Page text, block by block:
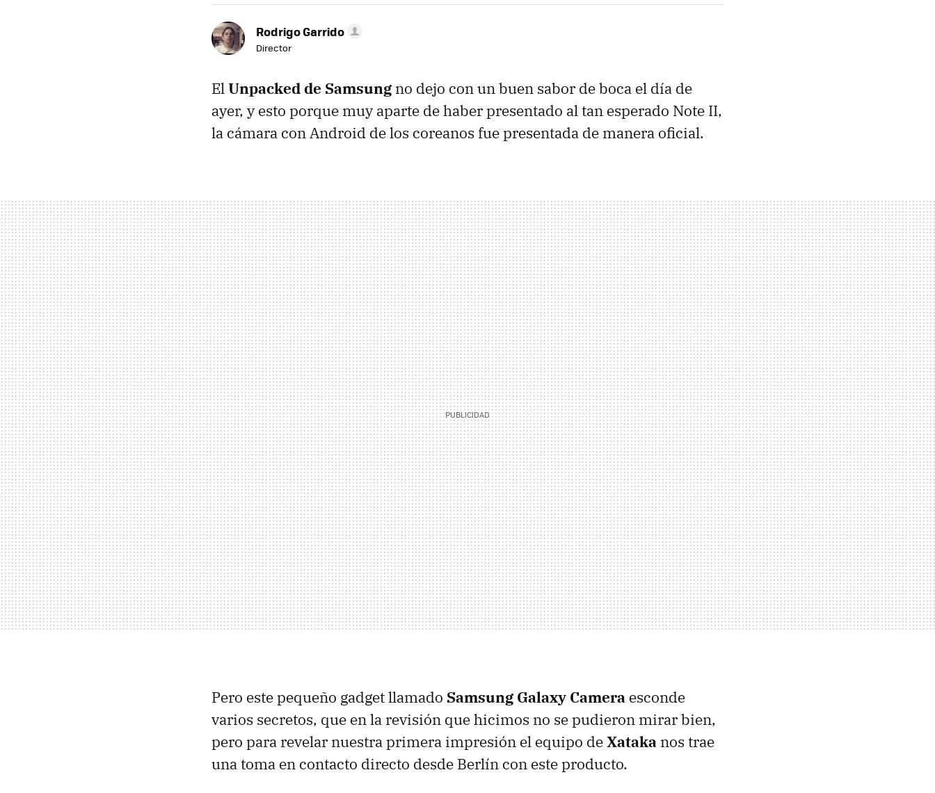
Rodrigo Garrido
Director
ElUnpacked de Samsung no dejo con un buen sabor de boca el día de
ayer, y esto porque muy aparte de haber presentado al tan esperado Note II,
la cámara con Android de los coreanos fue presentada de manera oficial.
Pero este pequeño gadget llamado Samsung Galaxy Camera esconde
varios secretos, que en la revisión que hicimos no se pudieron mirar bien,
pero para revelar nuestra primera impresión el equipo deXataka nos trae
una toma en contacto directo desde Berlín con este producto.